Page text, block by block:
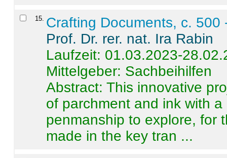
15 Crafting Documents, c. 500
Prof. Dr. rer. nat. Ira Rabin
Laufzeit: 01.03.2023-
Mittelgeber: Sachbeihilfen
Abstract:This innovative
of parchment and ink with
penmanship to explore, for
made in the key tran ...